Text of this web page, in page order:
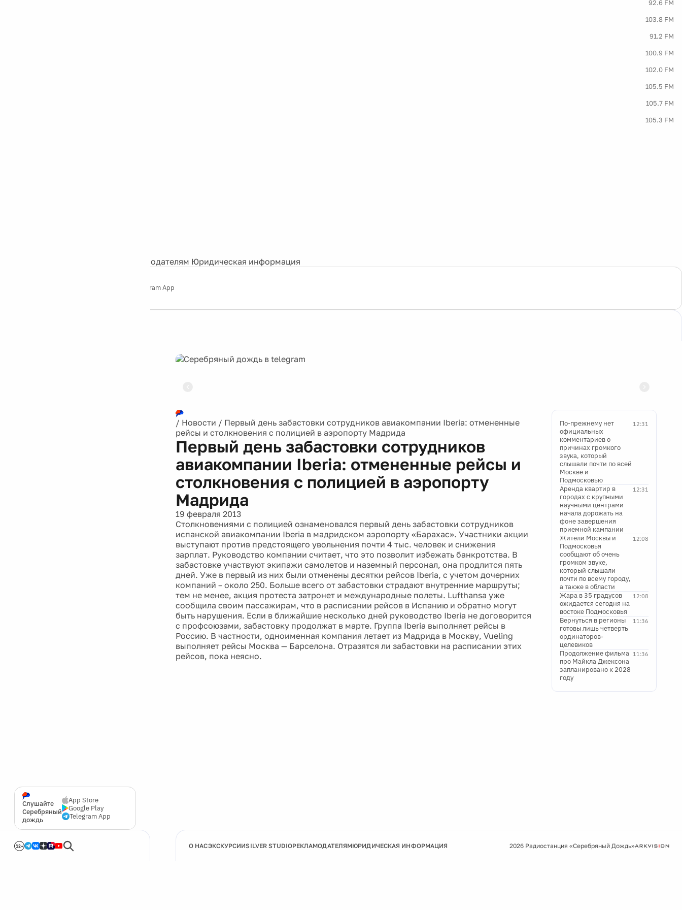
92.6 FM
103.8 FM
91.2 FM
100.9 FM
102.0 FM
105.5 FM
105.7 FM
105.3 FM
Рекламодателям Юридическая информация
Telegram App
Слушайте
Серебряный
дождь
App Store
Google Play
Telegram App
12+
/ Новости / Первый день забастовки сотрудников авиакомпании Iberia: отмененные
рейсы и столкновения с полицией в аэропорту Мадрида
Первый день забастовки сотрудников
авиакомпании Iberia: отмененные рейсы и
столкновения с полицией в аэропорту
Мадрида
19 февраля 2013
Столкновениями с полицией ознаменовался первый день забастовки сотрудников
испанской авиакомпании Iberia в мадридском аэропорту «Барахас». Участники акции
выступают против предстоящего увольнения почти 4 тыс. человек и снижения
зарплат. Руководство компании считает, что это позволит избежать банкротства. В
забастовке участвуют экипажи самолетов и наземный персонал, она продлится пять
дней. Уже в первый из них были отменены десятки рейсов Iberia, с учетом дочерних
компаний – около 250. Больше всего от забастовки страдают внутренние маршруты;
тем не менее, акция протеста затронет и международные полеты. Lufthansa уже
сообщила своим пассажирам, что в расписании рейсов в Испанию и обратно могут
быть нарушения. Если в ближайшие несколько дней руководство Iberia не договорится
с профсоюзами, забастовку продолжат в марте. Группа Iberia выполняет рейсы в
Россию. В частности, одноименная компания летает из Мадрида в Москву, Vueling
выполняет рейсы Москва — Барселона. Отразятся ли забастовки на расписании этих
рейсов, пока неясно.
12:31
По-прежнему нет
официальных
комментариев о
причинах громкого
звука, который
слышали почти по всей
Москве и
Подмосковью
12:31
Аренда квартир в
городах с крупными
научными центрами
начала дорожать на
фоне завершения
приемной кампании
12:08
Жители Москвы и
Подмосковья
сообщают об очень
громком звуке,
который слышали
почти по всему городу,
а также в области
12:08
Жара в 35 градусов
ожидается сегодня на
востоке Подмосковья
11:36
Вернуться в регионы
готовы лишь четверть
ординаторов-
целевиков
11:36
Продолжение фильма
про Майкла Джексона
запланировано к 2028
году
О НАСЭКСКУРСИИSILVER STUDIOРЕКЛАМОДАТЕЛЯМЮРИДИЧЕСКАЯ ИНФОРМАЦИЯ 2026 Радиостанция «Серебряный Дождь»